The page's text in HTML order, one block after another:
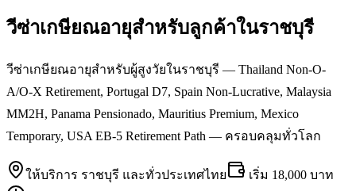
วีซ่าเกษียณอายุสำหรับลูกค้าในราชบุรี
วีซ่าเกษียณอายุสำหรับผู้สูงวัยในราชบุรี — Thailand Non-O-
A/O-X Retirement, Portugal D7, Spain Non-Lucrative, Malaysia
MM2H, Panama Pensionado, Mauritius Premium, Mexico
Temporary, USA EB-5 Retirement Path — ครอบคลุมทั่วโลก
ให้บริการ ราชบุรี และทั่วประเทศไทย เริ่ม 18,000 บาท